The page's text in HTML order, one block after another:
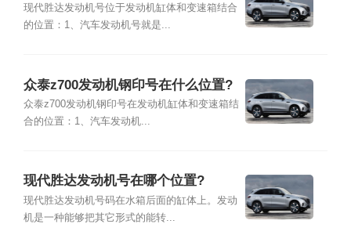
现代胜达发动机号位于发动机缸体和变速箱结合
的位置：1、汽车发动机号就是...
众泰z700发动机钢印号在什么位置?
众泰z700发动机钢印号在发动机缸体和变速箱结
合的位置：1、汽车发动机...
现代胜达发动机号在哪个位置?
现代胜达发动机号码在水箱后面的缸体上。发动
机是一种能够把其它形式的能转...